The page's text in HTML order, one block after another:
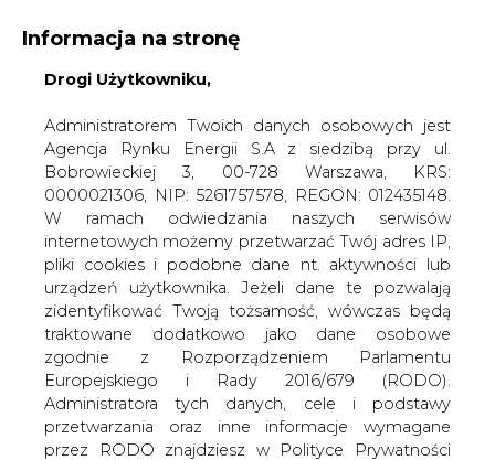
KONTAKT:
WYDAWCA PORTALU:
WYSOKI KONTRAST WIELKOŚĆ TEKSTU A A
ZALOGUJ SIĘ
Informacja na stronę
Drogi Użytkowniku,
Administratorem Twoich danych osobowych jest
Agencja Rynku Energii S.A z siedzibą przy ul.
Bobrowieckiej 3, 00-728 Warszawa, KRS:
0000021306, NIP: 5261757578, REGON: 012435148.
W ramach odwiedzania naszych serwisów
internetowych możemy przetwarzać Twój adres IP,
pliki cookies i podobne dane nt. aktywności lub
urządzeń użytkownika. Jeżeli dane te pozwalają
zidentyfikować Twoją tożsamość, wówczas będą
traktowane dodatkowo jako dane osobowe
zgodnie z Rozporządzeniem Parlamentu
Europejskiego i Rady 2016/679 (RODO).
Administratora tych danych, cele i podstawy
przetwarzania oraz inne informacje wymagane
przez RODO znajdziesz w Polityce Prywatności